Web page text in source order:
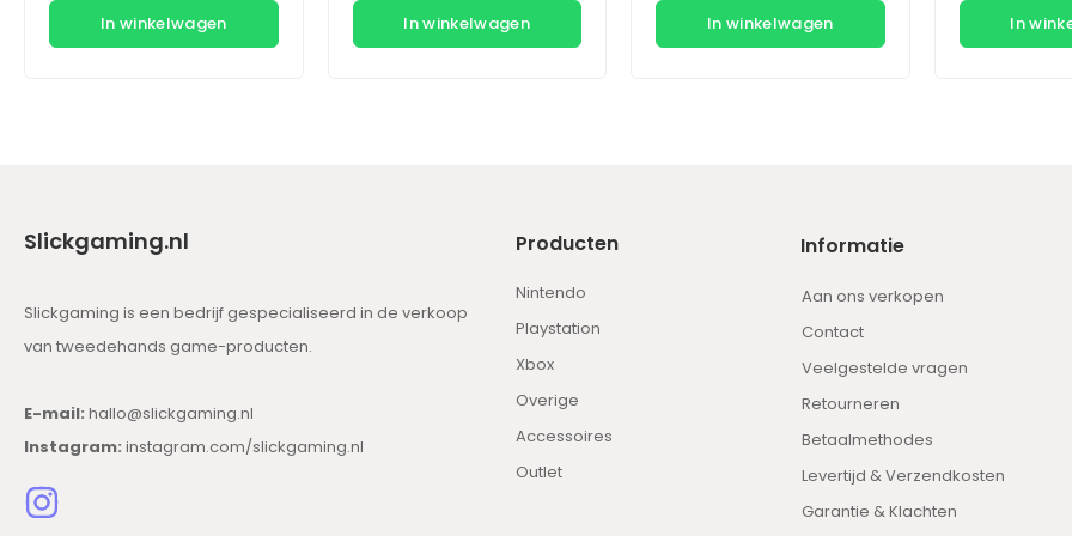
In winkelwagen In winkelwagen In winkelwagen In
Slickgaming.nl
Slickgaming is een bedrijf gespecialiseerd in de verkoop
van tweedehands game-producten.
E-mail: hallo@slickgaming.nl
Instagram: instagram.com/slickgaming.nl
Producten
Nintendo
Playstation
Xbox
Overige
Accessoires
Outlet
Informatie
Aan ons verkopen
Contact
Veelgestelde vragen
Retourneren
Betaalmethodes
Levertijd & Verzendkosten
Garantie & Klachten